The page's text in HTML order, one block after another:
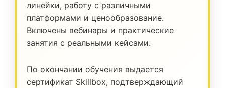
линейки, работу с различными
платформами и ценообразование.
Включены вебинары и практические
занятия с реальными кейсами.
По окончании обучения выдается
сертификат Skillbox, подтверждающий